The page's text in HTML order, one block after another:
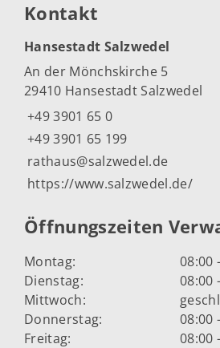
Kontakt
Hansestadt Salzwedel
An der Mönchskirche 5
29410 Hansestadt Salzwedel
+49 3901 65 0
+49 3901 65 199
rathaus@salzwedel.de
https://www.salzwedel.de/
Öffnungszeiten
Montag:
08:00
Dienstag:
08:00
Mittwoch:
Donnerstag:
08:00
Freitag:
08:00